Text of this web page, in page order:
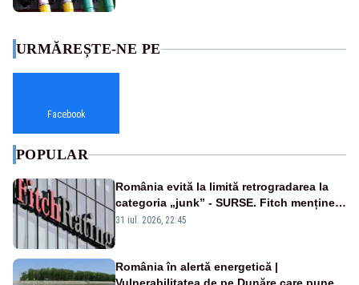
URMĂREȘTE-NE PE
Facebook
POPULAR
România evită la limită retrogradarea la
categoria „junk” - SURSE. Fitch menține
ratingul BBB-
31 iul. 2026, 22:45
România în alertă energetică |